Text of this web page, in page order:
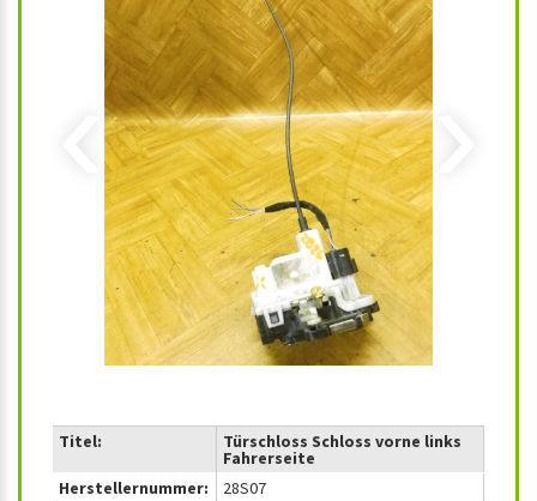
‹ ›
Titel: Türschloss Schloss vorne links
Fahrerseite
Herstellernummer:
28S07